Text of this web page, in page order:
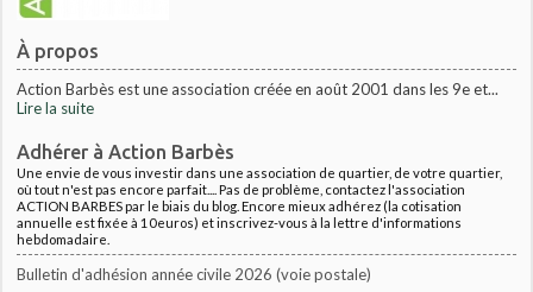
À propos
Action Barbès est une association créée en août 2001 dans les 9e et...
Lire la suite
Adhérer à Action Barbès
Une envie de vous investir dans une association de quartier, de votre quartier,
où tout n'est pas encore parfait.... Pas de problème, contactez l'association
ACTION BARBES par le biais du blog. Encore mieux adhérez (la cotisation
annuelle est fixée à 10euros) et inscrivez-vous à la lettre d'informations
hebdomadaire.
Bulletin d'adhésion année civile 2026 (voie postale)